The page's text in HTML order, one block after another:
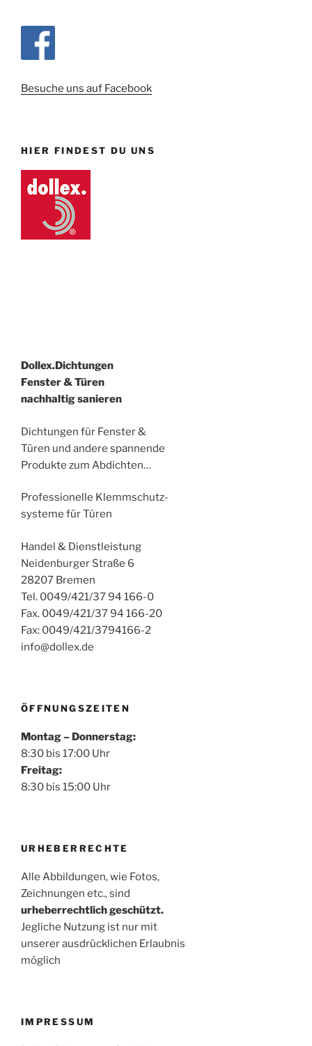
Besuche uns auf Facebook
HIER FINDEST DU UNS
Dollex.Dichtungen
Fenster & Türen
nachhaltig sanieren
Dichtungen für Fenster &
Türen und andere spannende
Produkte zum Abdichten…
Professionelle Klemmschutz-
systeme für Türen
Handel & Dienstleistung
Neidenburger Straße 6
28207 Bremen
Tel. 0049/421/37 94 166-0
Fax. 0049/421/37 94 166-20
Fax: 0049/421/3794166-2
info@dollex.de
ÖFFNUNGSZEITEN
Montag – Donnerstag:
8:30 bis 17:00 Uhr
Freitag:
8:30 bis 15:00 Uhr
URHEBERRECHTE
Alle Abbildungen, wie Fotos,
Zeichnungen etc., sind
urheberrechtlich geschützt.
Jegliche Nutzung ist nur mit
unserer ausdrücklichen Erlaubnis
möglich
IMPRESSUM